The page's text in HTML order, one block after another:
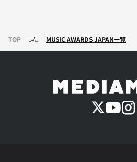
TOP MUSIC AWARDS JAPAN一覧